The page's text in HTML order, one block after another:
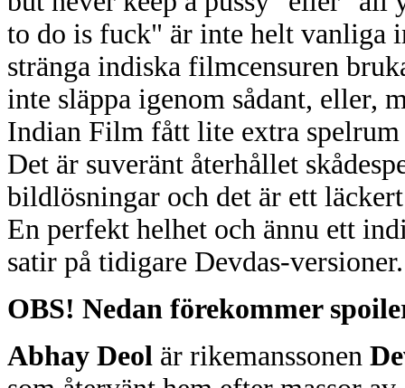
to do is fuck" är inte helt vanliga
stränga indiska filmcensuren
inte släppa igenom sådant, eller,
Indian Film fått lite extra spelrum
Det är suveränt återhållet
bildlösningar och det är ett
En perfekt helhet och ännu ett
satir på tidigare Devdas-versioner.
OBS! Nedan förekommer
Abhay Deol är rikemanssonen